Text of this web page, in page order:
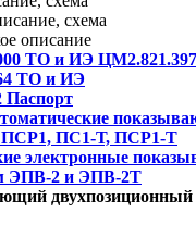
схема
описание
ТО и ИЭ
ТО и ИЭ
Паспорт
ПСР1, ПС1-Т, ПСР1-Т
электронные
ЭПВ-2 и ЭПВ-2Т